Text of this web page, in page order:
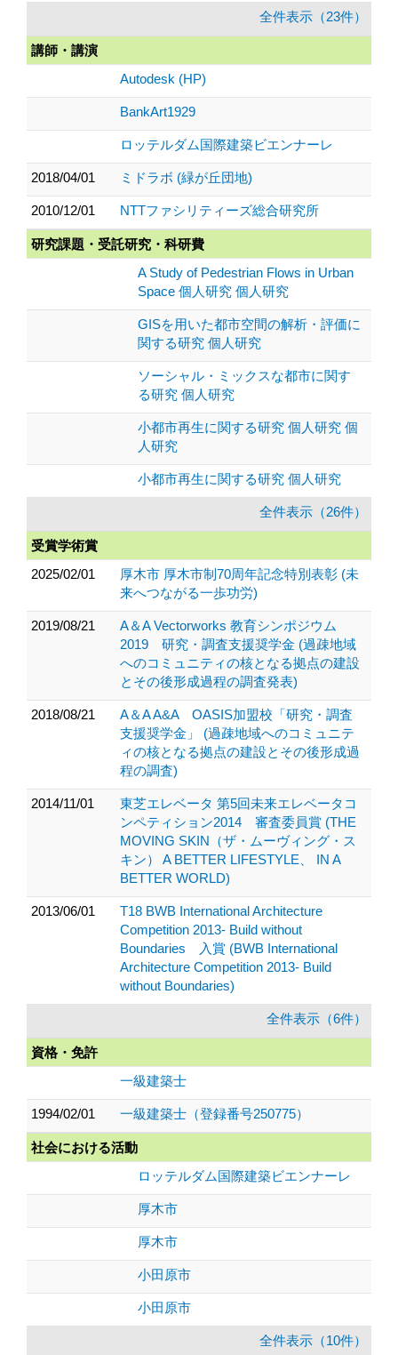
全件表示（23件）
講師・講演
Autodesk (HP)
BankArt1929
ロッテルダム国際建築ビエンナーレ
2018/04/01 ミドラボ (緑が丘団地)
2010/12/01 NTTファシリティーズ総合研究所
研究課題・受託研究・科研費
A Study of Pedestrian Flows in Urban
Space 個人研究 個人研究
GISを用いた都市空間の解析・評価に
関する研究 個人研究
ソーシャル・ミックスな都市に関す
る研究 個人研究
小都市再生に関する研究 個人研究 個
人研究
小都市再生に関する研究 個人研究
全件表示（26件）
受賞学術賞
2025/02/01
厚木市 厚木市制70周年記念特別表彰 (未
来へつながる一歩功労)
2019/08/21
A＆A Vectorworks 教育シンポジウム
2019 研究・調査支援奨学金 (過疎地域
へのコミュニティの核となる拠点の建設
とその後形成過程の調査発表)
2018/08/21
A＆A A&A OASIS加盟校「研究・調査
支援奨学金」 (過疎地域へのコミュニテ
ィの核となる拠点の建設とその後形成過
程の調査)
2014/11/01
東芝エレベータ 第5回未来エレベータコ
ンペティション2014 審査委員賞 (THE
MOVING SKIN（ザ・ムーヴィング・ス
キン） A BETTER LIFESTYLE、 IN A
BETTER WORLD)
2013/06/01
T18 BWB International Architecture
Competition 2013- Build without
Boundaries 入賞 (BWB International
Architecture Competition 2013- Build
without Boundaries)
全件表示（6件）
資格・免許
一級建築士
1994/02/01 一級建築士（登録番号250775）
社会における活動
ロッテルダム国際建築ビエンナーレ
厚木市
厚木市
小田原市
小田原市
全件表示（10件）